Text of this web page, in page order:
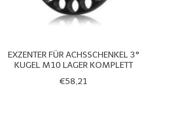
EXZENTER FÜR ACHSSCHENKEL 3°
KUGEL M10 LAGER KOMPLETT
€58,21